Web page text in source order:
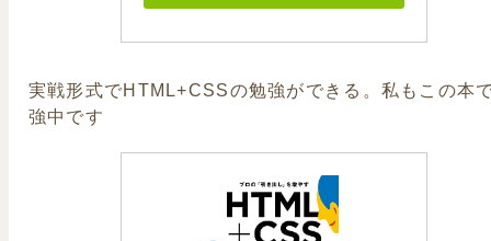
実戦形式でHTML+CSSの勉強ができる。私もこの本
強中です